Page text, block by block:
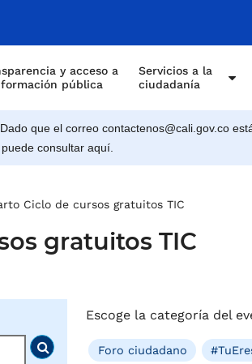
y acceso a
pública
Servicios a la
ciudadanía
Dado que el correo contactenos@cali.gov.co
consultar aquí.
Ciclo de cursos gratuitos TIC
gratuitos TIC
Buscar
Escoge la categoría del
Foro ciudadano